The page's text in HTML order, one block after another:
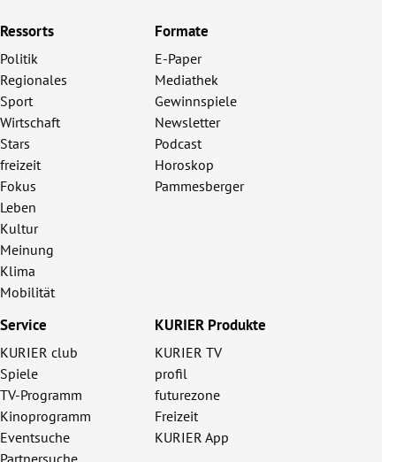
Ressorts
Politik
Regionales
Sport
Wirtschaft
Stars
freizeit
Fokus
Leben
Kultur
Meinung
Klima
Mobilität
Formate
E-Paper
Mediathek
Gewinnspiele
Newsletter
Podcast
Horoskop
Pammesberger
Service
KURIER club
Spiele
TV-Programm
Kinoprogramm
Eventsuche
KURIER Produkte
KURIER TV
profil
futurezone
Freizeit
KURIER App